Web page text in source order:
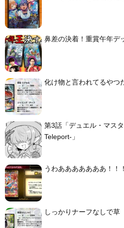
鼻差の決着！重賞午年デ
化け物と言われてるやつ
第3話「デュエル・マス
Teleport-」
うわあああああああ！！
しっかりナーフなしで草